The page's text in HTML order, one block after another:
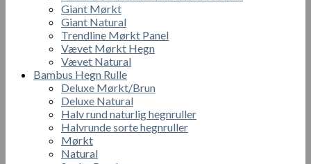
Giant Mørkt
Giant Natural
Trendline Mørkt Panel
Vævet Mørkt Hegn
Vævet Natural
Bambus Hegn Rulle
Deluxe Mørkt/Brun
Deluxe Natural
Halv rund naturlig hegnruller
Halvrunde sorte hegnruller
Mørkt
Natural